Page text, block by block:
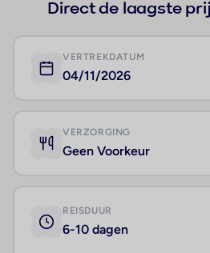
Direct de laagste
VERTREKDATUM
04/11/2026
VERZORGING
Geen Voorkeur
REISDUUR
6-10 dagen